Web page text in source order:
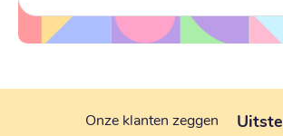
Onze klanten zeggen